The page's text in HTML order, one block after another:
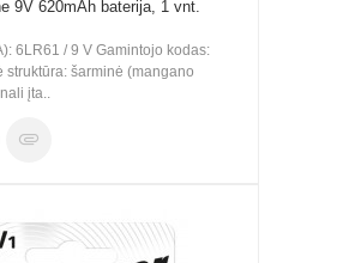
9V 620mAh baterija, 1 vnt.
6LR61 / 9 V Gamintojo kodas:
struktūra: šarminė (mangano
įta..